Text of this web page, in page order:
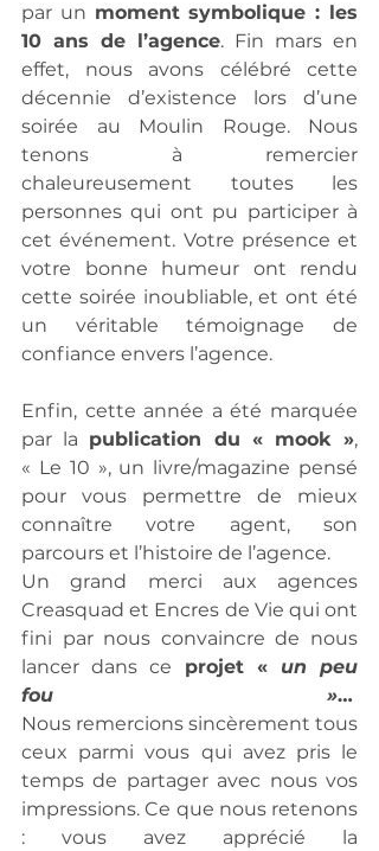
par un moment symbolique : les
10 ans de l’agence. Fin mars en
effet, nous avons célébré cette
décennie d’existence lors d’une
soirée au Moulin Rouge. Nous
tenons à remercier
chaleureusement toutes les
personnes qui ont pu participer à
cet événement. Votre présence et
votre bonne humeur ont rendu
cette soirée inoubliable, et ont été
un véritable témoignage de
confiance envers l’agence.
Enfin, cette année a été marquée
par la publication du « mook »,
« Le 10 », un livre/magazine pensé
pour vous permettre de mieux
connaître votre agent, son
parcours et l’histoire de l’agence.
Un grand merci aux agences
Creasquad et Encres de Vie qui ont
fini par nous convaincre de nous
lancer dans ce projet « un peu
fou »…
Nous remercions sincèrement tous
ceux parmi vous qui avez pris le
temps de partager avec nous vos
impressions. Ce que nous retenons
: vous avez apprécié la